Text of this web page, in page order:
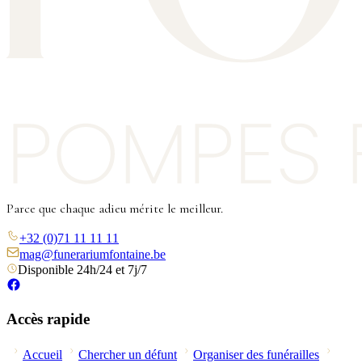
Parce que chaque adieu mérite le meilleur.
+32 (0)71 11 11 11
mag@funerariumfontaine.be
Disponible 24h/24 et 7j/7
Accès rapide
Accueil Chercher un défunt
Organiser des funérailles